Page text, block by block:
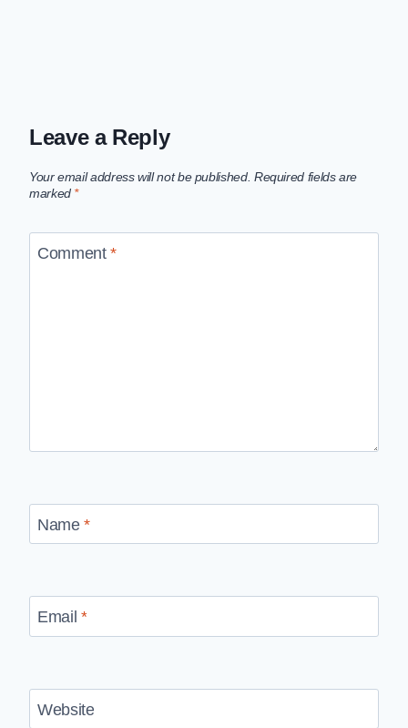
Leave a Reply
Your email address will not be published. Required fields are
marked *
Comment*
Name*
Email *
Website